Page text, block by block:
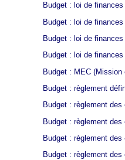
Budget : loi de finances
Budget : loi de finances
Budget : loi de finances
Budget : loi de finances
Budget : MEC (Mission
Budget : règlement
Budget : règlement
Budget : règlement
Budget : règlement
Budget : règlement